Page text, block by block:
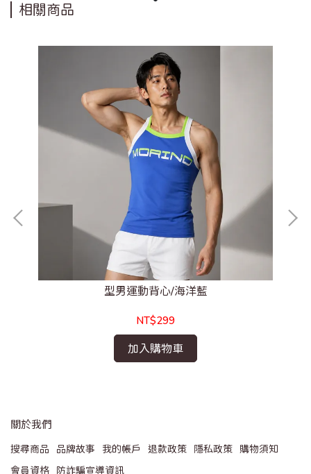
相關商品
型男運動背心/海洋藍
NT$299
加入購物車
關於我們
搜尋商品 品牌故事 我的帳戶 退款政策 隱私政策
購物須知
會員資格
防詐騙宣導資訊